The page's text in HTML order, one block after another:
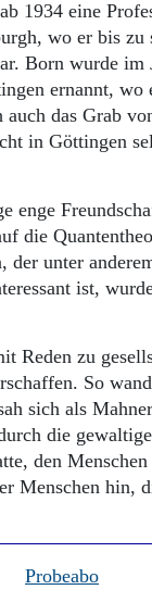
1934 eine
wo er bis zu
Born wurde im
ernannt, wo
das Grab
in Göttingen
enge
die
unter
ist,
Reden zu
So
sich als
die
den
Menschen hin,
Probeabo